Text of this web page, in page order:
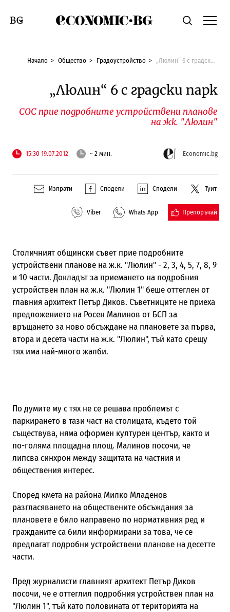
Economic.bgТърсене
Смяна на език
Начало Общество Градоустройство „Люлин“ 6 с градски парк
„Люлин“ 6 с градски парк
СОС прие подробните устройствени планове
на жк. "Люлин"
15:30 19.07.2012 ~ 2 мин. Economic.bg
Изпрати Сподели Сподели Туит
Viber Whats App Препоръчай
Столичният общински съвет прие подробните
устройствени планове на ж.к. "Люлин" - 2, 3, 4, 5, 7, 8, 9
и 10 части. Докладът за приемането на подробния
устройствен план на ж.к. "Люлин 1" беше оттеглен от
главния архитект Петър Диков. Съветниците не приеха
предложението на Росен Малинов от БСП за
връщането за ново обсъждане на плановете за първа,
втора и десета части на ж.к. "Люлин", тъй като срещу
тях има най-много жалби.
По думите му с тях не се решава проблемът с
паркирането в тази част на столицата, където той
съществува, няма оформен културен център, както и
по-голяма площадна площ. Малинов посочи, че
липсва синхрон между защитата на частния и
обществения интерес.
Според кмета на района Милко Младенов
разгласяването на обществените обсъждания за
плановете е било направено по нормативния ред и
гражданите са били информирани за това, че се
предлагат подробни устройствени планове на десетте
части.
Пред журналисти главният архитект Петър Диков
посочи, че е оттеглил подробния устройствен план на
"Люлин 1", тъй като половината от територията на